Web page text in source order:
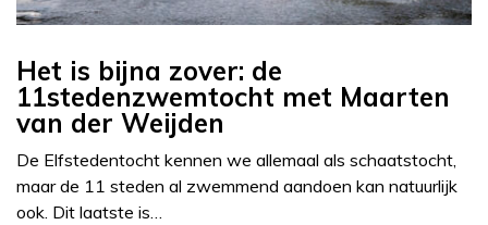
Het is bijna zover: de
11stedenzwemtocht met Maarten
van der Weijden
De Elfstedentocht kennen we allemaal als schaatstocht,
maar de 11 steden al zwemmend aandoen kan natuurlijk
ook. Dit laatste is…